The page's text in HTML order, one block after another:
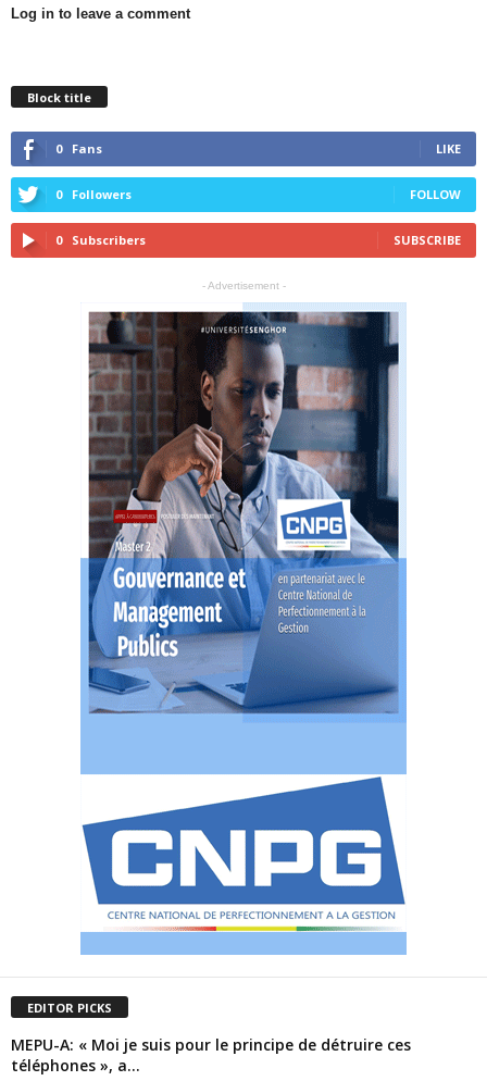
Log in to leave a comment
Block title
0 Fans LIKE
0 Followers FOLLOW
0 Subscribers SUBSCRIBE
- Advertisement -
EDITOR PICKS
MEPU-A: « Moi je suis pour le principe de détruire ces
téléphones », a...